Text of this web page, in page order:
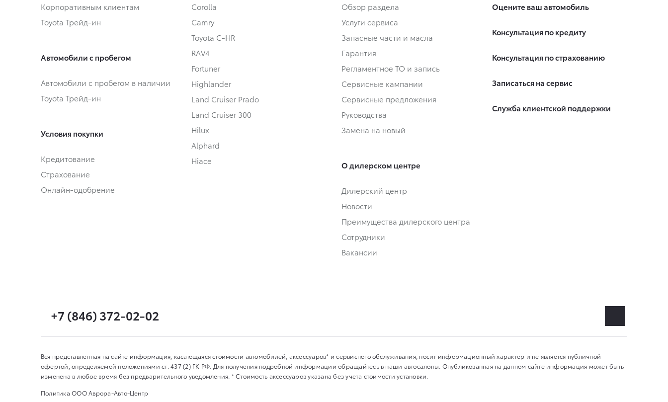
Корпоративным клиентам
Toyota Трейд-ин
Автомобили с пробегом
Автомобили с пробегом в наличии
Toyota Трейд-ин
Условия покупки
Кредитование
Страхование
Онлайн-одобрение
Corolla
Camry
Toyota C-HR
RAV4
Fortuner
Highlander
Land Cruiser Prado
Land Cruiser 300
Hilux
Alphard
Hiace
Обзор раздела
Услуги сервиса
Запасные части и масла
Гарантия
Регламентное ТО и запись
Сервисные кампании
Сервисные предложения
Руководства
Замена на новый
О дилерском центре
Дилерский центр
Новости
Преимущества дилерского центра
Сотрудники
Вакансии
Оцените ваш автомобиль
Консультация по кредиту
Консультация по страхованию
Записаться на сервис
Служба клиентской поддержки
+7 (846) 372-02-02
Вся представленная на сайте информация, касающаяся стоимости автомобилей, аксессуаров* и сервисного обслуживания, носит информационный характер и не является публичной
офертой, определяемой положениями ст. 437 (2) ГК РФ. Для получения подробной информации обращайтесь в наши автосалоны. Опубликованная на данном сайте информация может быть
изменена в любое время без предварительного уведомления. * Стоимость аксессуаров указана без учета стоимости установки.
Политика ООО Аврора-Авто-Центр